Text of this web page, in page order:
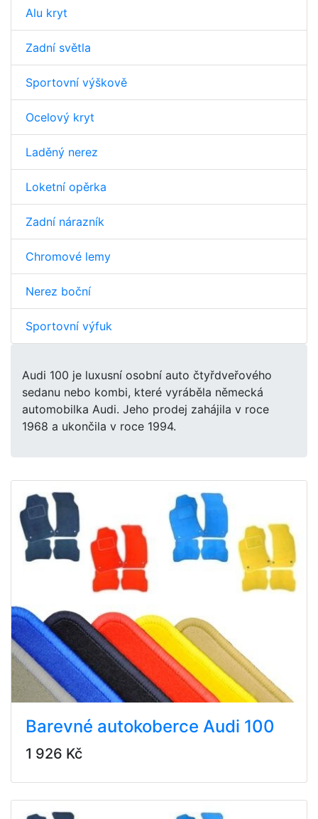
Alu kryt
Zadní světla
Sportovní výškově
Ocelový kryt
Laděný nerez
Loketní opěrka
Zadní nárazník
Chromové lemy
Nerez boční
Sportovní výfuk
Audi 100 je luxusní osobní auto čtyřdveřového
sedanu nebo kombi, které vyráběla německá
automobilka Audi. Jeho prodej zahájila v roce
1968 a ukončila v roce 1994.
Barevné autokoberce Audi 100
1 926 Kč